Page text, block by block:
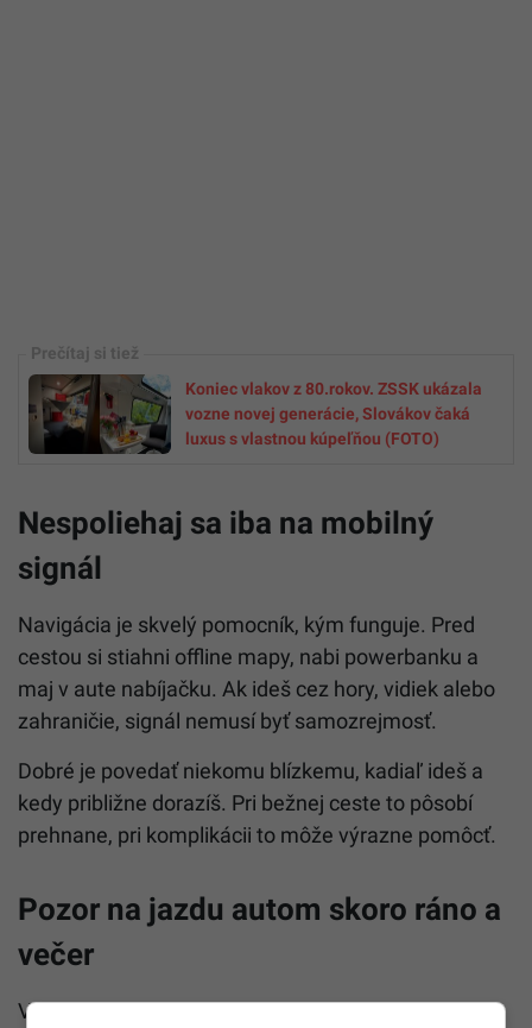
Koniec vlakov z 80.rokov. ZSSK ukázala
vozne novej generácie, Slovákov čaká
luxus s vlastnou kúpeľňou (FOTO)
Nespoliehaj sa iba na mobilný
signál
Navigácia je skvelý pomocník, kým funguje. Pred
cestou si stiahni offline mapy, nabi powerbanku a
maj v aute nabíjačku. Ak ideš cez hory, vidiek alebo
zahraničie, signál nemusí byť samozrejmosť.
Dobré je povedať niekomu blízkemu, kadiaľ ideš a
kedy približne dorazíš. Pri bežnej ceste to pôsobí
prehnane, pri komplikácii to môže výrazne pomôcť.
Pozor na jazdu autom skoro ráno a
večer
V niektorých krajinách sú rizikom aj zvieratá na